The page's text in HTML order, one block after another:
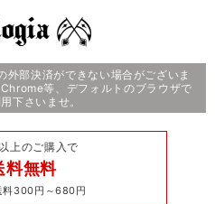
部決済ができない場合がございま
等、デフォルトのブラウザで
下さいませ。
上のご購入で
料無料
料300円～680円